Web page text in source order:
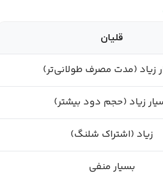
قلیان
زیاد (مدت مصرف طولانی‌تر)
زیاد (حجم دود بیشتر)
زیاد (اشتراک شلنگ)
بسیار منفی